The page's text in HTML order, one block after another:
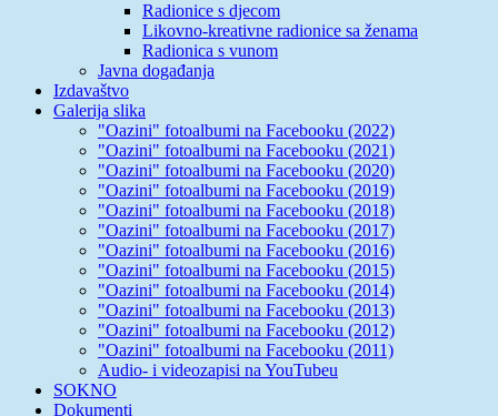
Radionice s djecom
Likovno-kreativne radionice sa ženama
Radionica s vunom
Javna događanja
Izdavaštvo
Galerija slika
"Oazini" fotoalbumi na Facebooku (2022)
"Oazini" fotoalbumi na Facebooku (2021)
"Oazini" fotoalbumi na Facebooku (2020)
"Oazini" fotoalbumi na Facebooku (2019)
"Oazini" fotoalbumi na Facebooku (2018)
"Oazini" fotoalbumi na Facebooku (2017)
"Oazini" fotoalbumi na Facebooku (2016)
"Oazini" fotoalbumi na Facebooku (2015)
"Oazini" fotoalbumi na Facebooku (2014)
"Oazini" fotoalbumi na Facebooku (2013)
"Oazini" fotoalbumi na Facebooku (2012)
"Oazini" fotoalbumi na Facebooku (2011)
Audio- i videozapisi na YouTubeu
SOKNO
Dokumenti